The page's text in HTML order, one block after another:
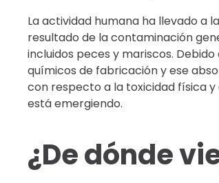
La actividad humana ha llevado a
resultado de la contaminación
incluidos peces y mariscos.
químicos de fabricación y ese
con respecto a la toxicidad física
está emergiendo.
¿De dónde